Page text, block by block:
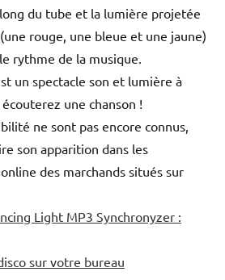
du tube et la lumière projetée
rouge, une bleue et une jaune)
rythme de la musique.
un spectacle son et lumière à
une chanson !
ne sont pas encore connus,
son apparition dans les
des marchands situés sur
Light MP3 Synchronyzer :
sur votre bureau